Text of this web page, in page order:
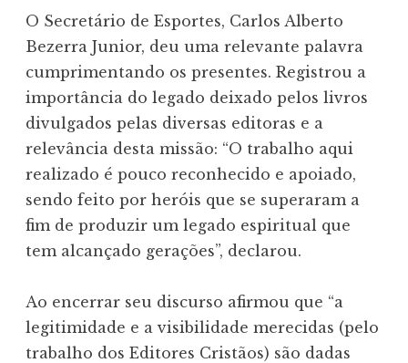
O Secretário de Esportes, Carlos Alberto
Bezerra Junior, deu uma relevante palavra
cumprimentando os presentes. Registrou a
importância do legado deixado pelos livros
divulgados pelas diversas editoras e a
relevância desta missão: “O trabalho aqui
realizado é pouco reconhecido e apoiado,
sendo feito por heróis que se superaram a
fim de produzir um legado espiritual que
tem alcançado gerações”, declarou.
Ao encerrar seu discurso afirmou que “a
legitimidade e a visibilidade merecidas (pelo
trabalho dos Editores Cristãos) são dadas